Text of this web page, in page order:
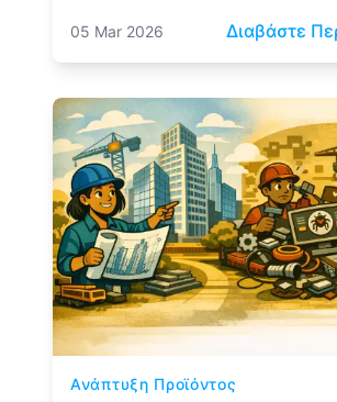
05 Mar 2026 Διαβάστε
Ανάπτυξη Προϊόντος